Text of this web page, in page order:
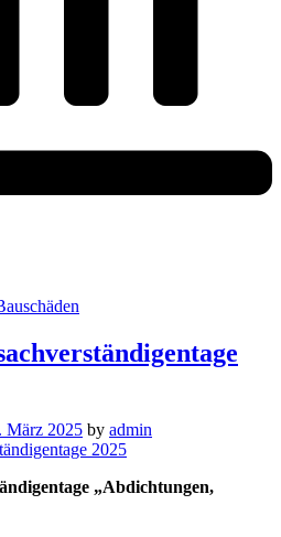
März 2025 by admin
„Abdichtungen,